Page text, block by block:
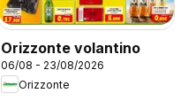
Orizzonte volantino
06/08 - 23/08/2026
Orizzonte